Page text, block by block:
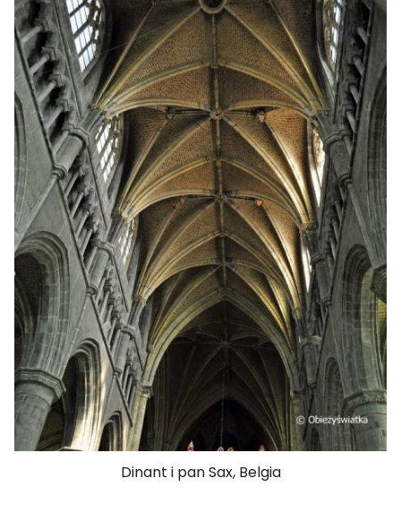
Dinant i pan Sax, Belgia